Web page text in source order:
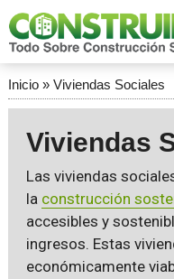
Inicio» Viviendas Sociales
Viviendas
Las viviendas
la construcción
accesibles y
ingresos. Estas
económicamente